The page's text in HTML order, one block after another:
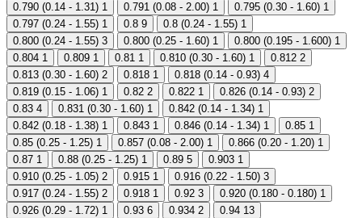
0.790 (0.14 - 1.31) 1 0.791 (0.08 - 2.00) 1 0.795 (0.30 - 1.60) 1
0.797 (0.24 - 1.55) 1 0.8 9 0.8 (0.24 - 1.55) 1
0.800 (0.24 - 1.55) 3 0.800 (0.25 - 1.60) 1 0.800 (0.195 - 1.600) 1
0.804 1 0.809 1 0.81 1 0.810 (0.30 - 1.60) 1 0.812 2
0.813 (0.30 - 1.60) 2 0.818 1 0.818 (0.14 - 0.93) 4
0.819 (0.15 - 1.06) 1 0.82 2 0.822 1 0.826 (0.14 - 0.93) 2
0.83 4 0.831 (0.30 - 1.60) 1 0.842 (0.14 - 1.34) 1
0.842 (0.18 - 1.38) 1 0.843 1 0.846 (0.14 - 1.34) 1 0.85 1
0.85 (0.25 - 1.25) 1 0.857 (0.08 - 2.00) 1 0.866 (0.20 - 1.20) 1
0.87 1 0.88 (0.25 - 1.25) 1 0.89 5 0.903 1
0.910 (0.25 - 1.05) 2 0.915 1 0.916 (0.22 - 1.50) 3
0.917 (0.24 - 1.55) 2 0.918 1 0.92 3 0.920 (0.180 - 0.180) 1
0.926 (0.29 - 1.72) 1 0.93 6 0.934 2 0.94 13